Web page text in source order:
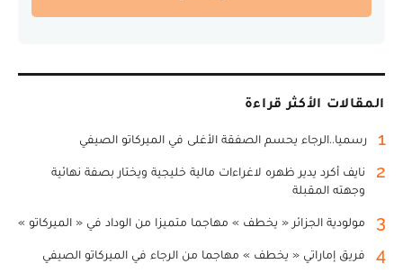
المقالات الأكثر قراءة
1 رسميا..الرجاء يحسم الصفقة الأغلى في الميركاتو الصيفي
2
نايف أكرد يدير ظهره لاغراءات مالية خليجية ويختار بصفة نهائية
وجهته المقبلة
3 مولودية الجزائر « يخطف » مهاجما متميزا من الوداد في « الميركاتو »
4 فريق إماراتي « يخطف » مهاجما من الرجاء في الميركاتو الصيفي